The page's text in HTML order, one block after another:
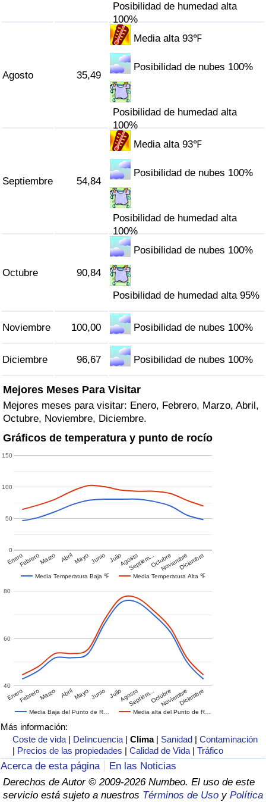
Posibilidad de humedad alta
100%
Agosto 35,49
Media alta 93℉
Posibilidad de nubes 100%
Posibilidad de humedad alta
100%
Septiembre 54,84
Media alta 93℉
Posibilidad de nubes 100%
Posibilidad de humedad alta
100%
Octubre 90,84
Posibilidad de nubes 100%
Posibilidad de humedad alta 95%
Noviembre 100,00 Posibilidad de nubes 100%
Diciembre 96,67 Posibilidad de nubes 100%
Mejores Meses Para Visitar
Mejores meses para visitar: Enero, Febrero, Marzo, Abril,
Octubre, Noviembre, Diciembre.
Gráficos de temperatura y punto de rocío
Media Temperatura Baja ℉ Media Temperatura Alta ℉
EneroFebreroMarzo AbrilMayo Junio JulioAgosto
Septiem…OctubreNoviembreDiciembre
0
50
100
150
Media Baja del Punto de R… Media alta del Punto de R…
EneroFebreroMarzo AbrilMayo Junio JulioAgosto
Septiem…OctubreNoviembreDiciembre
40
60
80
Más información:
Coste de vida | Delincuencia |Clima | Sanidad |Contaminación
| Precios de las propiedades |Calidad de Vida |Tráfico
Acerca de esta página
En las Noticias
Derechos de Autor © 2009-2026 Numbeo. El uso de este
servicio está sujeto a nuestros Términos de Uso y Política